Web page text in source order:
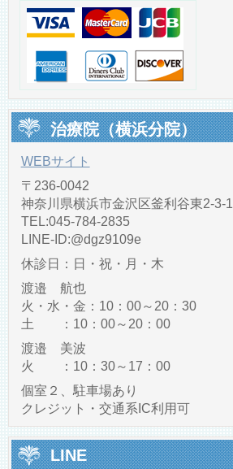
治療院（横浜分院）
WEBサイト
〒236-0042
神奈川県横浜市金沢区釜利谷東2-3-1
TEL:045-784-2835
LINE‐ID:@dgz9109e
休診日：日・祝・月・木
渡邉 航也
火・水・金：10：00～20：30
土 ：10：00～20：00
渡邉 美波
火 ：10：30～17：00
個室２、駐車場あり
クレジット・交通系IC利用可
LINE